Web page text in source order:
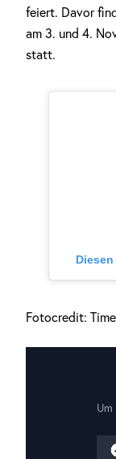
feiert. Davor
am 3. und 4.
statt.
Fotocredit: